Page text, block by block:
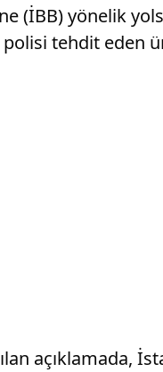
(İBB) yönelik
tehdit eden
açıklamada,